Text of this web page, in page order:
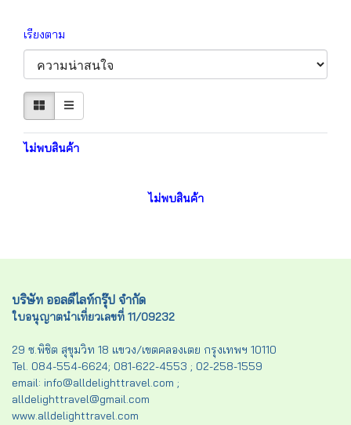
เรียงตาม
ไม่พบสินค้า
ไม่พบสินค้า
บริษัท ออลดีไลท์กรุ๊ป จำกัด
ใบอนุญาตนำเที่ยวเลขที่ 11/09232
29 ซ.พิชิต สุขุมวิท 18 แขวง/เขตคลองเตย กรุงเทพฯ 10110
Tel. 084-554-6624; 081-622-4553 ; 02-258-1559
email: info@alldelighttravel.com ;
alldelighttravel@gmail.com
www.alldelighttravel.com